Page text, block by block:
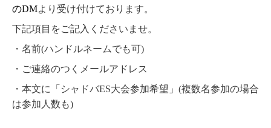
のDMより受け付けております。
下記項目をご記入くださいませ。
・名前(ハンドルネームでも可)
・ご連絡のつくメールアドレス
・本文に「シャドバES大会参加希望」(複数名参加の場合
は参加人数も)